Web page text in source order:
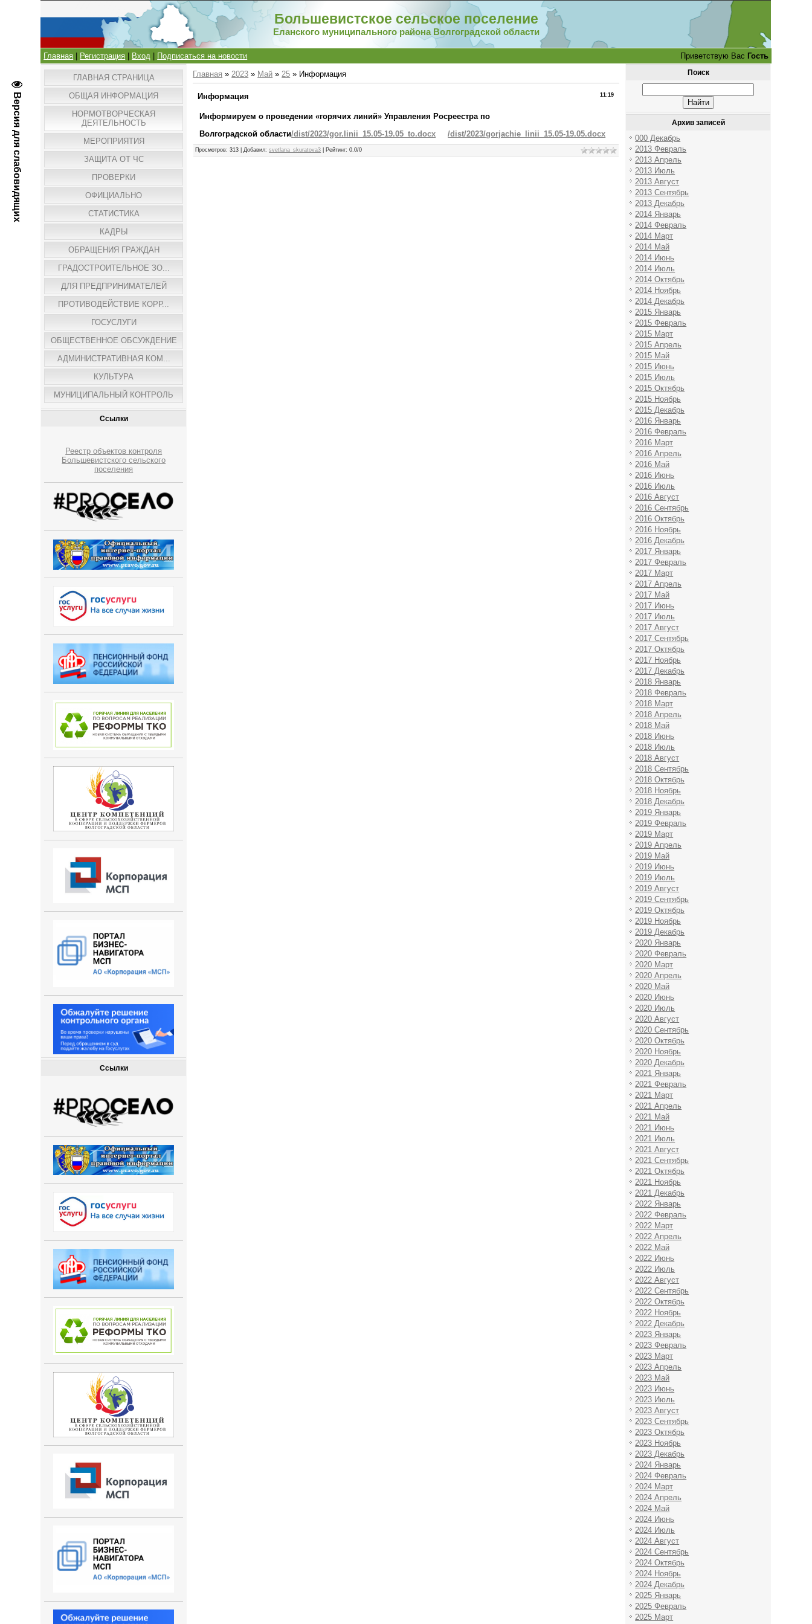
Версия для слабовидящих
Большевистское сельское поселение
Еланского муниципального района Волгоградской области
Главная Регистрация Вход Подписаться на новости Приветствую Вас Гость
ГЛАВНАЯ СТРАНИЦА
ОБЩАЯ ИНФОРМАЦИЯ
НОРМОТВОРЧЕСКАЯ
ДЕЯТЕЛЬНОСТЬ
МЕРОПРИЯТИЯ
ЗАЩИТА ОТ ЧС
ПРОВЕРКИ
ОФИЦИАЛЬНО
СТАТИСТИКА
КАДРЫ
ОБРАЩЕНИЯ ГРАЖДАН
ГРАДОСТРОИТЕЛЬНОЕ ЗО...
ДЛЯ ПРЕДПРИНИМАТЕЛЕЙ
ПРОТИВОДЕЙСТВИЕ КОРР...
ГОСУСЛУГИ
ОБЩЕСТВЕННОЕ ОБСУЖДЕНИЕ
АДМИНИСТРАТИВНАЯ КОМ...
КУЛЬТУРА
МУНИЦИПАЛЬНЫЙ КОНТРОЛЬ
Ссылки
Реестр объектов контроля
Большевистского сельского
поселения
Ссылки
Главная »2023 » Май » 25 » Информация
11:19
Информация
Информируем о проведении «горячих линий» Управления Росреестра по
Волгоградской области/dist/2023/gor.linii_15.05-19.05_to.docx /dist/2023/gorjachie_linii_15.05-19.05.docx
Просмотров: 313 |Добавил:svetlana_skuratova3 Рейтинг:0.0/0
Поиск
Архив записей
000 Декабрь
2013 Февраль
2013 Апрель
2013 Июль
2013 Август
2013 Сентябрь
2013 Декабрь
2014 Январь
2014 Февраль
2014 Март
2014 Май
2014 Июнь
2014 Июль
2014 Октябрь
2014 Ноябрь
2014 Декабрь
2015 Январь
2015 Февраль
2015 Март
2015 Апрель
2015 Май
2015 Июнь
2015 Июль
2015 Октябрь
2015 Ноябрь
2015 Декабрь
2016 Январь
2016 Февраль
2016 Март
2016 Апрель
2016 Май
2016 Июнь
2016 Июль
2016 Август
2016 Сентябрь
2016 Октябрь
2016 Ноябрь
2016 Декабрь
2017 Январь
2017 Февраль
2017 Март
2017 Апрель
2017 Май
2017 Июнь
2017 Июль
2017 Август
2017 Сентябрь
2017 Октябрь
2017 Ноябрь
2017 Декабрь
2018 Январь
2018 Февраль
2018 Март
2018 Апрель
2018 Май
2018 Июнь
2018 Июль
2018 Август
2018 Сентябрь
2018 Октябрь
2018 Ноябрь
2018 Декабрь
2019 Январь
2019 Февраль
2019 Март
2019 Апрель
2019 Май
2019 Июнь
2019 Июль
2019 Август
2019 Сентябрь
2019 Октябрь
2019 Ноябрь
2019 Декабрь
2020 Январь
2020 Февраль
2020 Март
2020 Апрель
2020 Май
2020 Июнь
2020 Июль
2020 Август
2020 Сентябрь
2020 Октябрь
2020 Ноябрь
2020 Декабрь
2021 Январь
2021 Февраль
2021 Март
2021 Апрель
2021 Май
2021 Июнь
2021 Июль
2021 Август
2021 Сентябрь
2021 Октябрь
2021 Ноябрь
2021 Декабрь
2022 Январь
2022 Февраль
2022 Март
2022 Апрель
2022 Май
2022 Июнь
2022 Июль
2022 Август
2022 Сентябрь
2022 Октябрь
2022 Ноябрь
2022 Декабрь
2023 Январь
2023 Февраль
2023 Март
2023 Апрель
2023 Май
2023 Июнь
2023 Июль
2023 Август
2023 Сентябрь
2023 Октябрь
2023 Ноябрь
2023 Декабрь
2024 Январь
2024 Февраль
2024 Март
2024 Апрель
2024 Май
2024 Июнь
2024 Июль
2024 Август
2024 Сентябрь
2024 Октябрь
2024 Ноябрь
2024 Декабрь
2025 Январь
2025 Февраль
2025 Март